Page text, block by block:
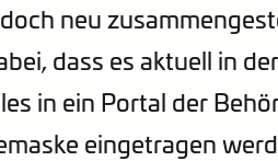
neu
dass es aktuell in
in ein Portal der
eingetragen